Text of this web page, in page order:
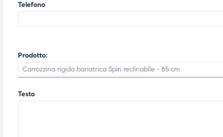
Telefono
Prodotto:
Testo